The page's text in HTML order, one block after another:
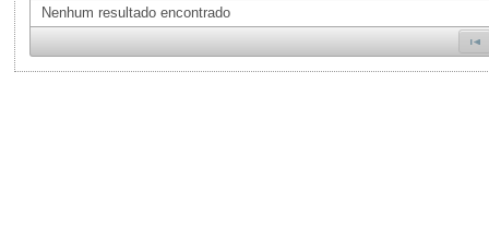
Nenhum resultado encontrado